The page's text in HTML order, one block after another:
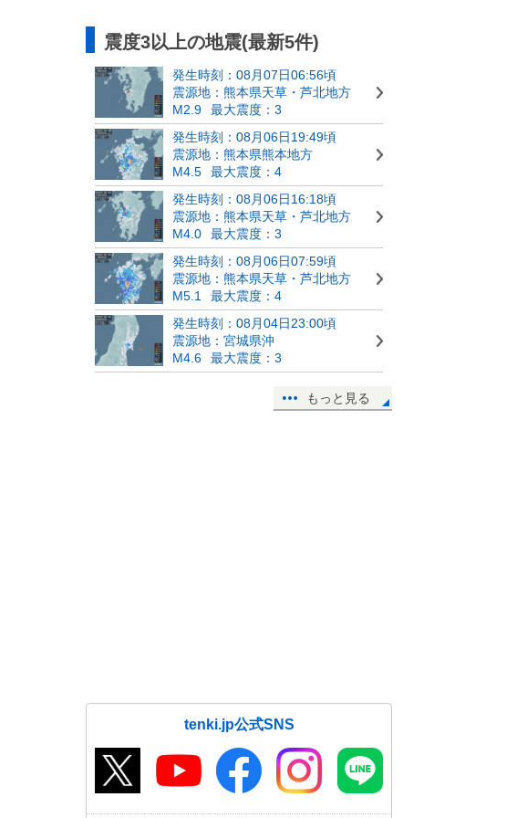
震度3以上の地震(最新5件)
発生時刻：08月07日06:56頃
震源地：熊本県天草・芦北地方
M2.9
最大震度：3
発生時刻：08月06日19:49頃
震源地：熊本県熊本地方
M4.5
最大震度：4
発生時刻：08月06日16:18頃
震源地：熊本県天草・芦北地方
M4.0
最大震度：3
発生時刻：08月06日07:59頃
震源地：熊本県天草・芦北地方
M5.1
最大震度：4
発生時刻：08月04日23:00頃
震源地：宮城県沖
M4.6
最大震度：3
もっと見る
tenki.jp公式SNS